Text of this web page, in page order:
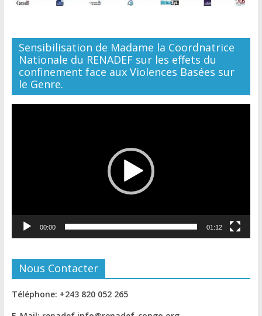
Sensibilisation de Madame la Coordnatrice
Nationale du RENADEF sur les effets du
confinement face aux Violences Basées sur
le Genre.
00:00 01:12
Nous Contacter
Téléphone: +243 820 052 265